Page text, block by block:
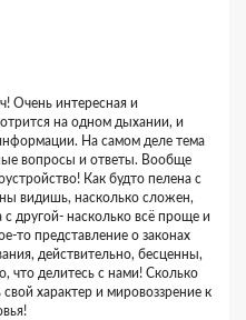
Очень интересная и
на одном дыхании, и
На самом деле тема
вопросы и ответы. Вообще
Как будто пелена с
видишь, насколько сложен,
другой- насколько всё проще и
то представление о законах
действительно, бесценны,
что делитесь с нами! Сколько
характер и мировоззрение к